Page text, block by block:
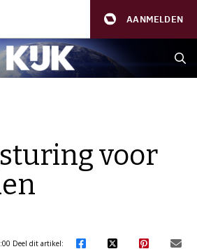
AANMELDEN
voor
Deel dit artikel: